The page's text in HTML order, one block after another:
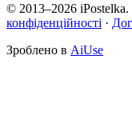
© 2013–2026 iPostelka.
конфіденційності ·
Зроблено в AiUse